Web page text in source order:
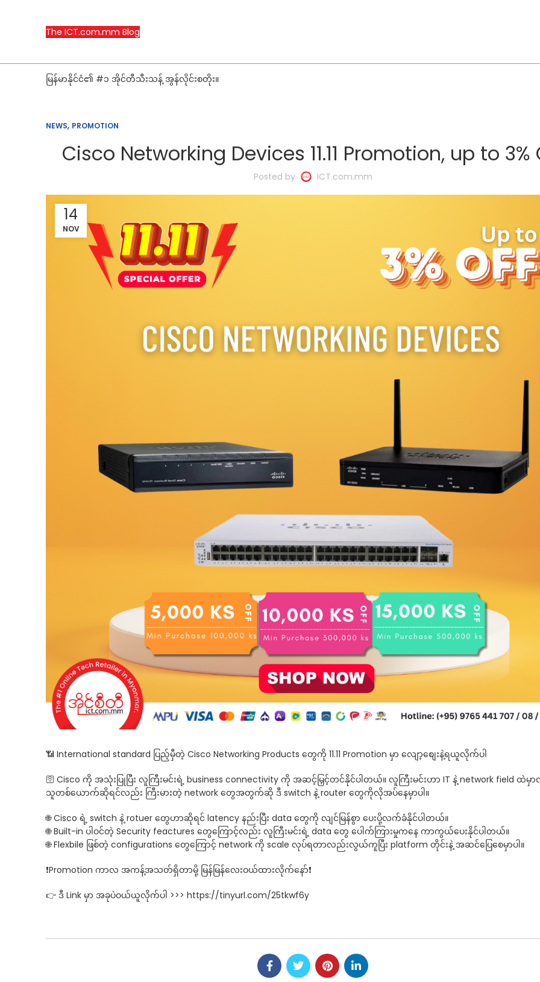
The ICT.com.mm Blog
မြန်မာနိုင်ငံ၏ #၁ အိုင်တီသီးသန့် အွန်လိုင်းစတိုး။
NEWS, PROMOTION
Cisco Networking Devices 11.11 Promotion, up to 3%
Posted by ICT.com.mm
14
NOV
📶 International standard ပြည့်မှီတဲ့ Cisco Networking Products တွေကို 11.11 Promotion မှာ လျော့‌စျေးနဲ့ရယူလိုက်ပါ
🛜 Cisco ကို အသုံးပြုပြီး လူကြီးမင်းရဲ့ business connectivity ကို အဆင့်မြှင့်တင်နိုင်ပါတယ်။ လူကြီးမင်းဟာ IT နဲ့ network field ထဲမှ
သူတစ်ယောက်ဆိုရင်လည်း ကြီးမားတဲ့ network တွေအတွက်ဆို ဒီ switch နဲ့ router တွေကိုလိုအပ်နေမှာပါ။
🌐 Cisco ရဲ့ switch နဲ့ rotuer တွေဟာဆိုရင် latency နည်းပြီး data တွေကို လျင်မြန်စွာ ပေးပို့လက်ခံနိုင်ပါတယ်။
🌐 Built-in ပါဝင်တဲ့ Security feactures တွေကြောင့်လည်း လူကြီးမင်းရဲ့ data တွေ ပေါက်ကြားမှုကနေ ကာကွယ်ပေးနိုင်ပါတယ်။
🌐 Flexbile ဖြစ်တဲ့ configurations တွေကြောင့် network ကို scale လုပ်ရတာလည်းလွယ်ကူပြီး platform တိုင်းနဲ့ အဆင်ပြေစေမှာပါ။
❗Promotion ကာလ အကန့်အသတ်ရှိတာမို့ မြန်မြန်လေးဝယ်ထားလိုက်နော်❗
👉 ဒီ Link မှာ အခုပဲဝယ်ယူလိုက်ပါ >>> https://tinyurl.com/25tkwf6y